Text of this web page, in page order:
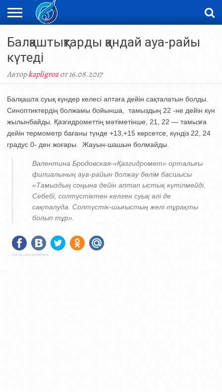
НОВОСТИ
ВИДЕО
ФОТОРЕПОРТАЖИ
ОРКЕН
LIVETV
Балқаштықтарды қандай ауа-райы
күтеді
Авторkapligrozот 16.08.2017
Балқашта суық күндер келесі аптаға дейін сақталатын болды.
Синоптиктердің болжамы бойынша, тамыздың 22 -не дейін күн
жылынбайды. Қазгидрометтің мәтіметінше, 21, 22 — тамызға
дейін термометр бағаны түнде +13,+15 көрсетсе, күндіз 22, 24
градус 0- ден жоғары. Жауын-шашын болмайды.
Валентина Бродовская-«Қазгидромет» орталығы
филиалының ауа-райын болжау бөлім басшысы
«Тамыздың соңына дейін аптап ыстық күтілмейді.
Себебі, солтүстіктен келген суық әлі де
сақталуда. Солтүстік-шығыстың желі тұрақты
болып тұр».
Social Like WordPress